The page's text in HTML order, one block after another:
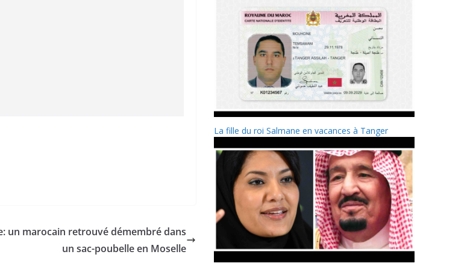
un marocain retrouvé démembré dans
un sac-poubelle en Moselle
La fille du roi Salmane en vacances à Tanger